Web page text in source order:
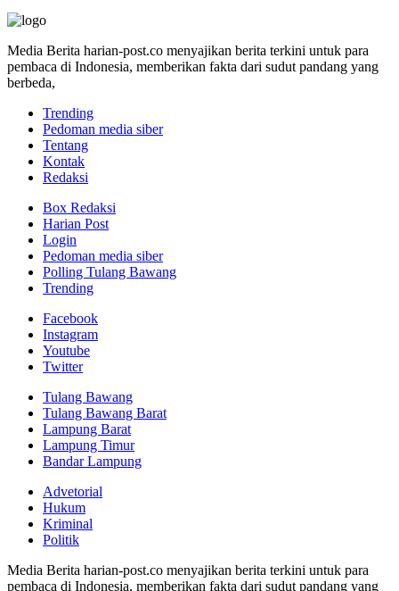
Media Berita harian-post.co menyajikan berita terkini untuk para
pembaca di Indonesia, memberikan fakta dari sudut pandang yang
berbeda,
Trending
Pedoman media siber
Tentang
Kontak
Redaksi
Box Redaksi
Harian Post
Login
Pedoman media siber
Polling Tulang Bawang
Trending
Facebook
Instagram
Youtube
Twitter
Tulang Bawang
Tulang Bawang Barat
Lampung Barat
Lampung Timur
Bandar Lampung
Advetorial
Hukum
Kriminal
Politik
Media Berita harian-post.co menyajikan berita terkini untuk para
pembaca di Indonesia, memberikan fakta dari sudut pandang yang